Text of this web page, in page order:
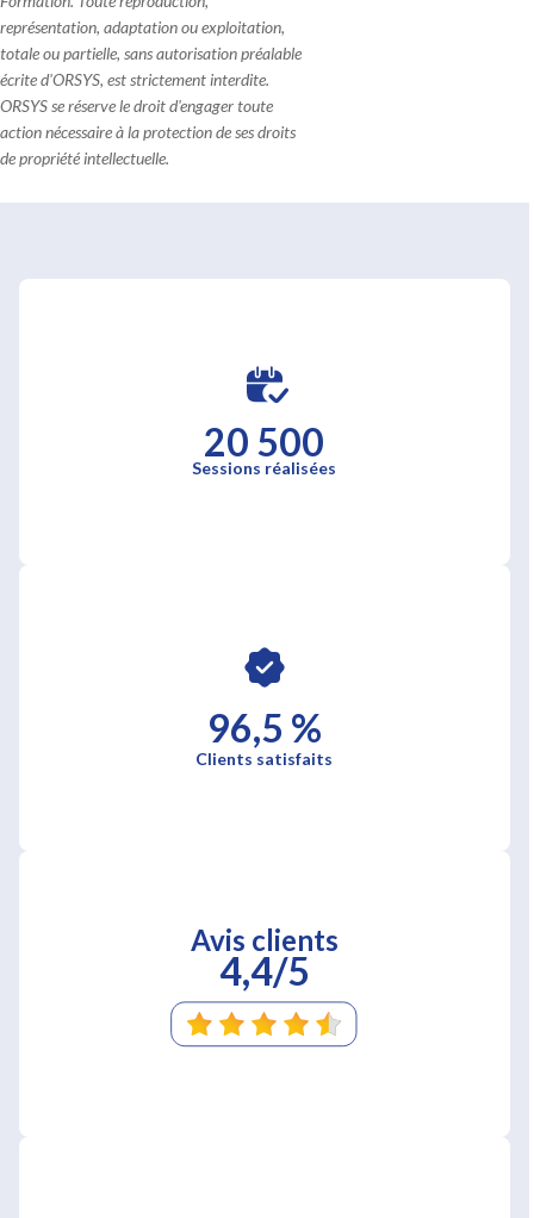
représentation, adaptation ou exploitation,
totale ou partielle, sans autorisation préalable
écrite d'ORSYS, est strictement interdite.
ORSYS se réserve le droit d'engager toute
action nécessaire à la protection de ses droits
de propriété intellectuelle.
20 500
Sessions réalisées
96,5 %
Clients satisfaits
Avis clients
4,4/5